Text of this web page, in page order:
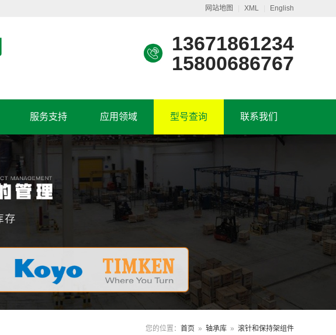
网站地图 XML English
13671861234
15800686767
服务支持 应用领域 型号查询 联系我们
您的位置： 首页 » 轴承库 » 滚针和保持架组件